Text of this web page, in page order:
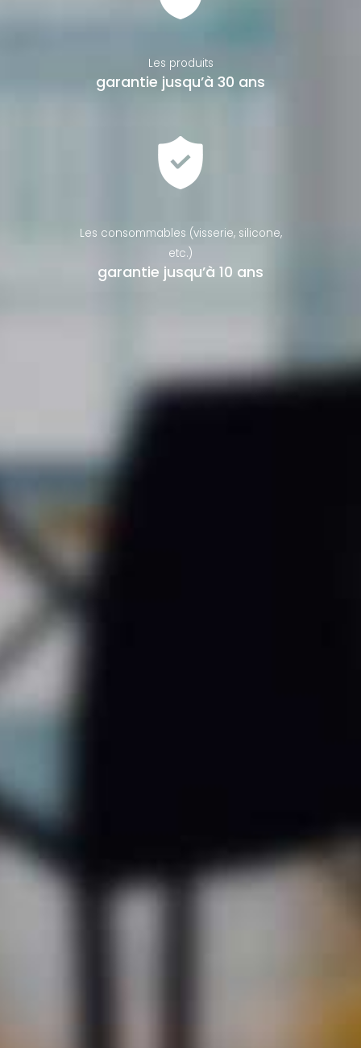
Les produits
garantie jusqu’à 30 ans
Les consommables (visserie, silicone,
etc.)
garantie jusqu’à 10 ans